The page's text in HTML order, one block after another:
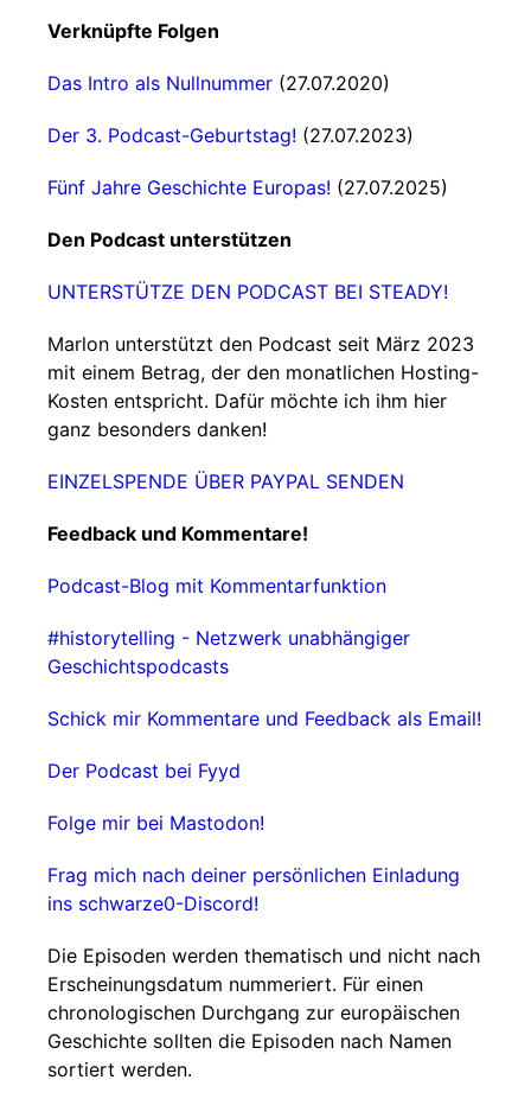
Verknüpfte Folgen
Das Intro als Nullnummer (27.07.2020)
Der 3. Podcast-Geburtstag! (27.07.2023)
Fünf Jahre Geschichte Europas! (27.07.2025)
Den Podcast unterstützen
UNTERSTÜTZE DEN PODCAST BEI STEADY!
Marlon unterstützt den Podcast seit März 2023
mit einem Betrag, der den monatlichen Hosting-
Kosten entspricht. Dafür möchte ich ihm hier
ganz besonders danken!
EINZELSPENDE ÜBER PAYPAL SENDEN
Feedback und Kommentare!
Podcast-Blog mit Kommentarfunktion
#historytelling - Netzwerk unabhängiger
Geschichtspodcasts
Schick mir Kommentare und Feedback als Email!
Der Podcast bei Fyyd
Folge mir bei Mastodon!
Frag mich nach deiner persönlichen Einladung
ins schwarze0-Discord!
Die Episoden werden thematisch und nicht nach
Erscheinungsdatum nummeriert. Für einen
chronologischen Durchgang zur europäischen
Geschichte sollten die Episoden nach Namen
sortiert werden.